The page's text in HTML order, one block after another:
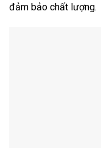
đảm bảo chất lượng.